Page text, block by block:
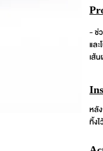
- ช่
แล
เส้
หลั
ทิ้ง